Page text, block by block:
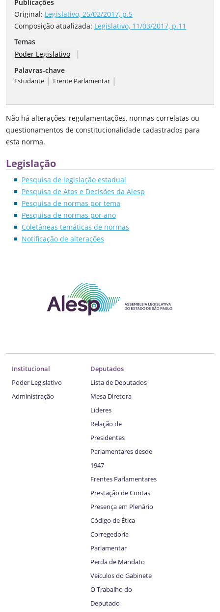
Publicações
Original: Legislativo, 25/02/2017, p.5
Composição atualizada: Legislativo, 11/03/2017, p.11
Temas
Poder Legislativo
|
Palavras-chave
Estudante | Frente Parlamentar |
Não há alterações, regulamentações, normas correlatas ou
questionamentos de constitucionalidade cadastrados para
esta norma.
Legislação
Pesquisa de legislação estadual
Pesquisa de Atos e Decisões da Alesp
Pesquisa de normas por tema
Pesquisa de normas por ano
Coletâneas temáticas de normas
Notificação de alterações
Institucional
Poder Legislativo
Administração
Deputados
Lista de Deputados
Mesa Diretora
Líderes
Relação de
Presidentes
Parlamentares desde
1947
Frentes Parlamentares
Prestação de Contas
Presença em Plenário
Código de Ética
Corregedoria
Parlamentar
Perda de Mandato
Veículos do Gabinete
O Trabalho do
Deputado